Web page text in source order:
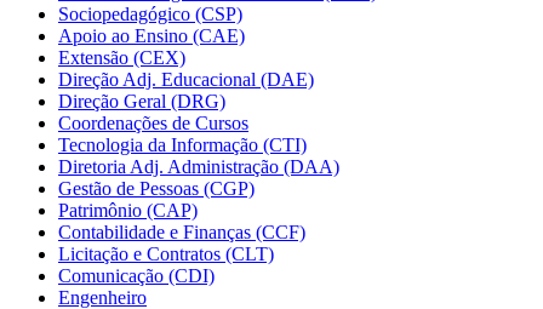
Sociopedagógico (CSP)
Apoio ao Ensino (CAE)
Extensão (CEX)
Direção Adj. Educacional (DAE)
Direção Geral (DRG)
Coordenações de Cursos
Tecnologia da Informação (CTI)
Diretoria Adj. Administração (DAA)
Gestão de Pessoas (CGP)
Patrimônio (CAP)
Contabilidade e Finanças (CCF)
Licitação e Contratos (CLT)
Comunicação (CDI)
Engenheiro